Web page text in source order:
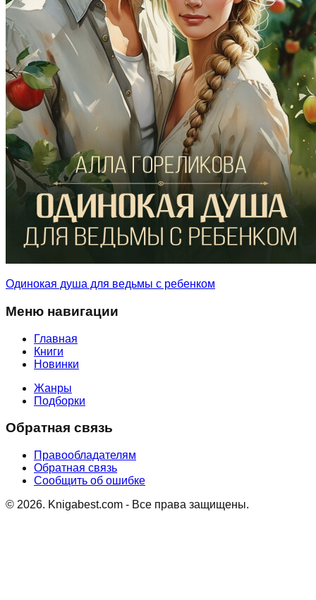
Одинокая душа для ведьмы с ребенком
Меню навигации
Главная
Книги
Новинки
Жанры
Подборки
Обратная связь
Правообладателям
Обратная связь
Сообщить об ошибке
© 2026. Knigabest.com - Все права защищены.